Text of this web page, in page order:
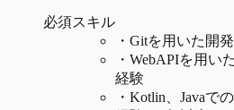
必須スキル
・ Gitを用いた開
・ WebAPIを用い
経験
・ Kotlin、Javaで